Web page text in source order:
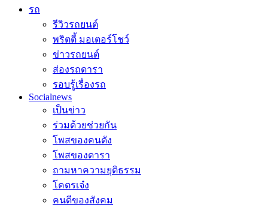
รถ
รีวิวรถยนต์
พริตตี้ มอเตอร์โชว์
ข่าวรถยนต์
ส่องรถดารา
รอบรู้เรื่องรถ
Socialnews
เป็นข่าว
ร่วมด้วยช่วยกัน
โพสของคนดัง
โพสของดารา
ถามหาความยุติธรรม
โคตรเจ๋ง
คนดีของสังคม